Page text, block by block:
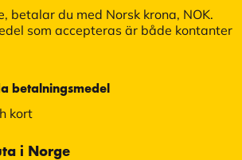
betalar du med Norsk krona, NOK.
som accepteras är både kontanter
betalningsmedel
kort
i Norge